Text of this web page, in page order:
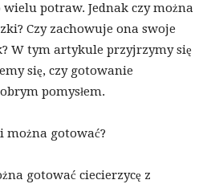
potraw. Jednak czy można
Czy zachowuje ona swoje
W tym artykule przyjrzymy się
się, czy gotowanie
pomysłem.
można gotować?
gotować ciecierzycę z